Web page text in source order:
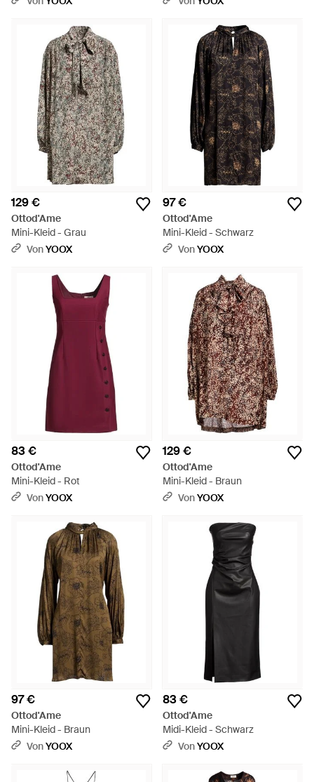
129 €
Ottod'Ame
Mini-Kleid - Grau
VonYOOX
97 €
Ottod'Ame
Mini-Kleid - Schwarz
VonYOOX
83 €
Ottod'Ame
Mini-Kleid - Rot
VonYOOX
129 €
Ottod'Ame
Mini-Kleid - Braun
VonYOOX
97 €
Ottod'Ame
Mini-Kleid - Braun
VonYOOX
83 €
Ottod'Ame
Midi-Kleid - Schwarz
VonYOOX